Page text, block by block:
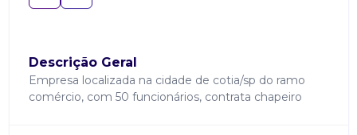
Descrição Geral
Empresa localizada na cidade de cotia/sp do ramo
comércio, com 50 funcionários, contrata chapeiro